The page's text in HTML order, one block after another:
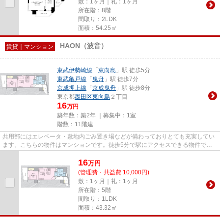
敷：1ヶ月｜礼：1ヶ月
所在階：8階
間取り：2LDK
面積：54.25㎡
賃貸｜マンション HAON（波音）
東武伊勢崎線 「 東向島 」駅 徒歩5分
東武亀戸線 「 曳舟 」駅 徒歩7分
京成押上線 「 京成曳舟 」駅 徒歩8分
東京都墨田区東向島 ２丁目
16万円
築年数：築2年 ｜募集中： 1室
階数：11階建
共用部にはエレベータ・敷地内ごみ置き場などが備わっておりとても充実してい
ます。こちらの物件はマンションです。徒歩5分で駅にアクセスできる物件で
16万円
(管理費・共益費 10,000円)
敷：1ヶ月｜礼：1ヶ月
所在階：5階
間取り：1LDK
面積：43.32㎡